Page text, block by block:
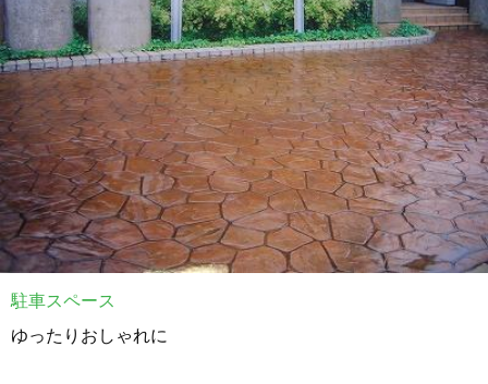
駐車スペース
ゆったりおしゃれに